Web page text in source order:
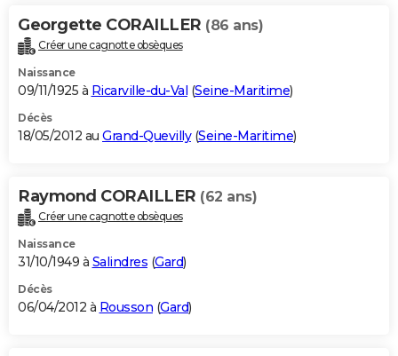
Georgette CORAILLER (86 ans)
Créer une cagnotte obsèques
Naissance
09/11/1925 à Ricarville-du-Val (Seine-Maritime)
Décès
18/05/2012 au Grand-Quevilly(Seine-Maritime)
Raymond CORAILLER (62 ans)
Créer une cagnotte obsèques
Naissance
31/10/1949 à Salindres (Gard)
Décès
06/04/2012 à Rousson (Gard)